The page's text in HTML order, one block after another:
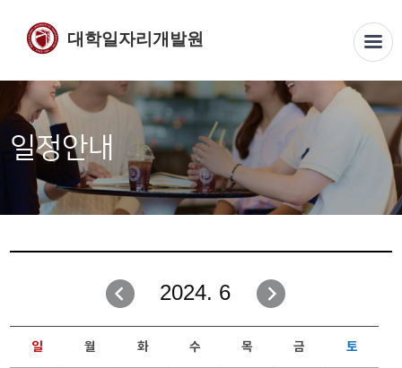
대학일자리개발원
일정안내
2024. 6
일 월 화 수 목 금 토